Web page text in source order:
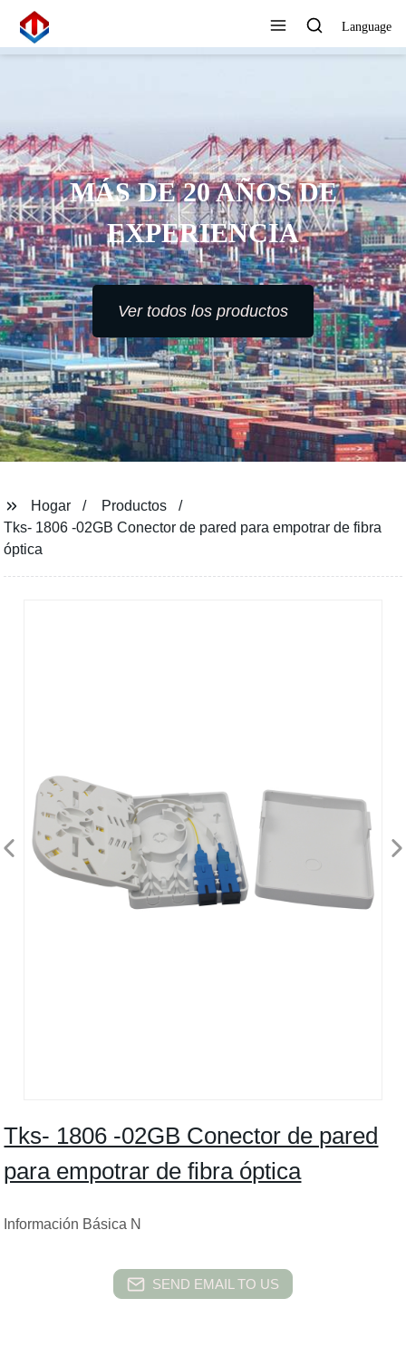
Language
MÁS DE 20 AÑOS DE
EXPERIENCIA
Ver todos los productos
Hogar
Productos
Tks- 1806 -02GB Conector de pared para empotrar de fibra
óptica
Tks- 1806 -02GB Conector de pared
para empotrar de fibra óptica
Información Básica N
SEND EMAIL TO US